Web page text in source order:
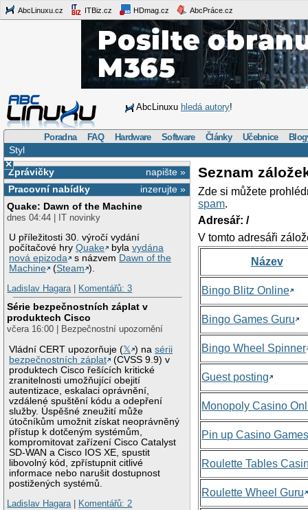
AbcLinuxu.cz ITBiz.cz HDmag.cz AbcPráce.cz
AbcLinuxu hledá autory!
Poradna FAQ Hardware Software Články Učebnice
Styl
×
napište »
Zprávičky
inzerujte »
Pracovní nabídky
Quake: Dawn of the Machine
dnes 04:44 | IT novinky
U příležitosti 30. výročí vydání
počítačové hryQuake bylavydána
nová epizoda
s názvem Dawn of the
Machine
(Steam ).
Ladislav Hagara| Komentářů: 3
Série bezpečnostních záplat v
produktech Cisco
včera 16:00 | Bezpečnostní upozornění
Vládní CERT upozorňuje (𝕏 ) nasérii
bezpečnostních záplat
(CVSS 9.9) v
produktech Cisco řešících kritické
zranitelnosti umožňující obejití
autentizace, eskalaci oprávnění,
vzdálené spuštění kódu a odepření
služby. Úspěšné zneužití může
útočníkům umožnit získat neoprávněný
přístup k dotčeným systémům,
kompromitovat zařízení Cisco Catalyst
SD-WAN a Cisco IOS XE, spustit
libovolný kód, zpřístupnit citlivé
informace nebo narušit dostupnost
postižených systémů.
Ladislav Hagara| Komentářů: 2
Seznam
Zde si můžete
spam.
Adresář: /
V tomto adresáři
Název
Bingo Blitz Online
Bingo Games Guru
Bingo Wheel Spinner
Guest posting
Monopoly Casino
Pin up Casino
Roulette Tables
Roulette Wheel Guru